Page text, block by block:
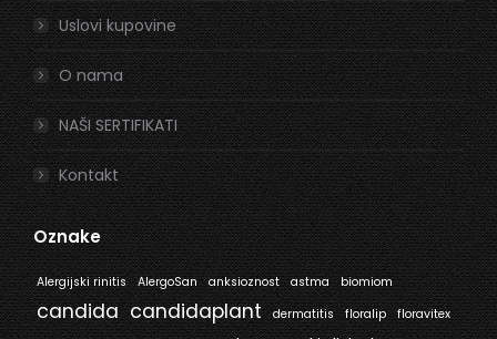
Uslovi kupovine
O nama
NAŠI SERTIFIKATI
Kontakt
Oznake
Alergijski rinitis AlergoSan anksioznost astma biomiom
candida candidaplant dermatitis floralip
floravitex